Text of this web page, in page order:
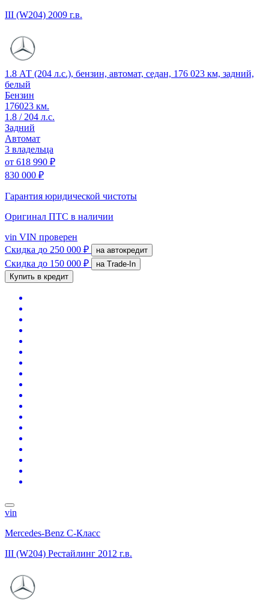
III (W204) 2009 г.в.
1.8 АТ (204 л.с.), бензин, автомат, седан, 176 023 км, задний,
белый
Бензин
176023 км.
1.8 / 204 л.с.
Задний
Автомат
3 владельца
от 618 990 ₽
830 000 ₽
Гарантия юридической чистоты
Оригинал ПТС в наличии
vin VIN проверен
Скидка до 250 000 ₽ на автокредит
Скидка до 150 000 ₽
на Trade-In
Купить в кредит
vin
Mercedes-Benz C-Класс
III (W204) Рестайлинг 2012 г.в.